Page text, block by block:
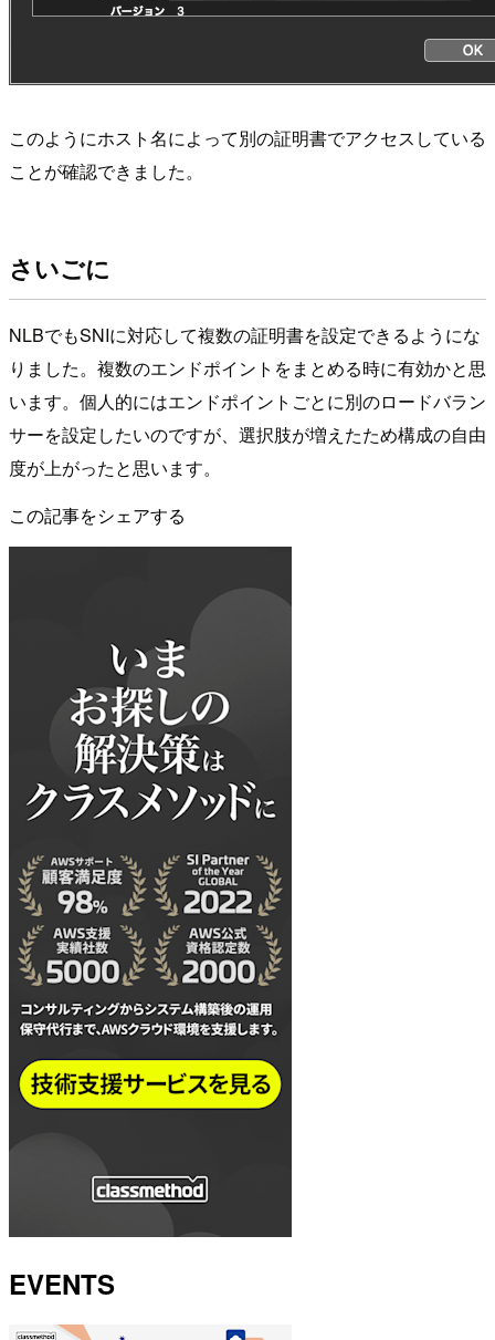
このようにホスト名によって別の証明書でアクセスしている
ことが確認できました。
さいごに
NLBでもSNIに対応して複数の証明書を設定できるようにな
りました。複数のエンドポイントをまとめる時に有効かと思
います。個人的にはエンドポイントごとに別のロードバラン
サーを設定したいのですが、選択肢が増えたため構成の自由
度が上がったと思います。
この記事をシェアする
EVENTS